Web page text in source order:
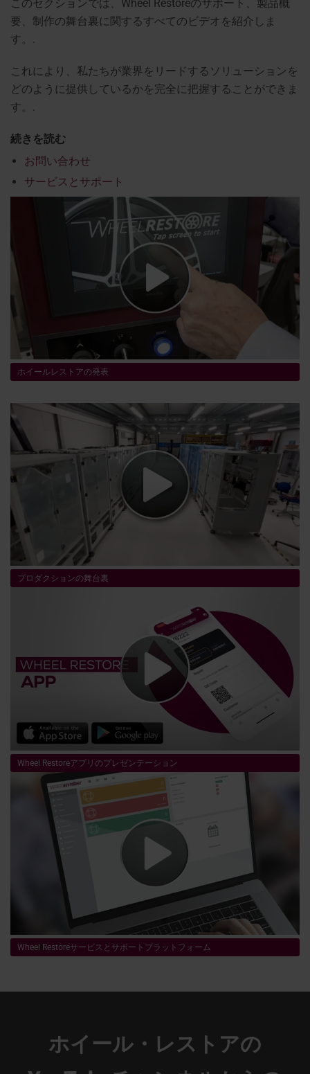
このセクションでは、Wheel Restoreのサポート、製品概
要、制作の舞台裏に関するすべてのビデオを紹介しま
す。.
これにより、私たちが業界をリードするソリューションを
どのように提供しているかを完全に把握することができま
す。.
続きを読む
お問い合わせ
サービスとサポート
ホイールレストアの発表
プロダクションの舞台裏
Wheel Restoreアプリのプレゼンテーション
Wheel Restoreサービスとサポートプラットフォーム
ホイール・レストアの